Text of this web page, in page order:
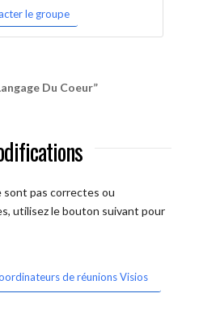
le groupe
Du Coeur”
sont pas correctes ou
utilisez le bouton suivant pour
de réunions Visios